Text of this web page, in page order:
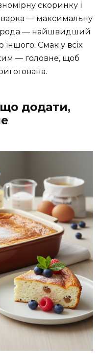
скоринку і
— максимальну
— найшвидший
іншого. Смак у всіх
— головне, щоб
що додати,